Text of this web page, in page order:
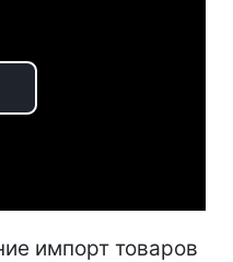
импорт товаров